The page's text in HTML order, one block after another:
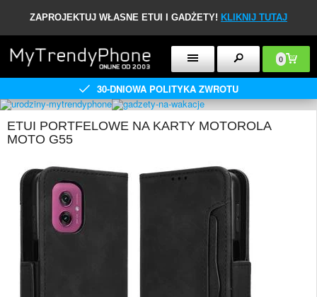
ZAPROJEKTUJ WŁASNE ETUI I GADŻETY! KLIKNIJ TUTAJ
0
30-DNIOWA POLITYKA ZWROTU
ETUI PORTFELOWE NA KARTY MOTOROLA
MOTO G55